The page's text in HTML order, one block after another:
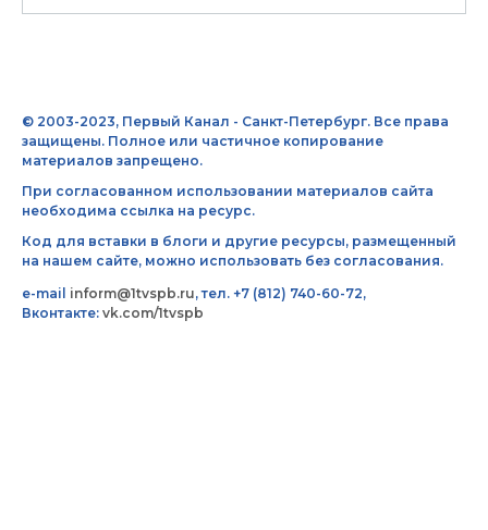
© 2003-2023, Первый Канал - Санкт-Петербург. Все права
защищены. Полное или частичное копирование
материалов запрещено.
При согласованном использовании материалов сайта
необходима ссылка на ресурс.
Код для вставки в блоги и другие ресурсы, размещенный
на нашем сайте, можно использовать без согласования.
e-mail inform@1tvspb.ru, тел. +7 (812) 740-60-72,
Вконтакте: vk.com/1tvspb